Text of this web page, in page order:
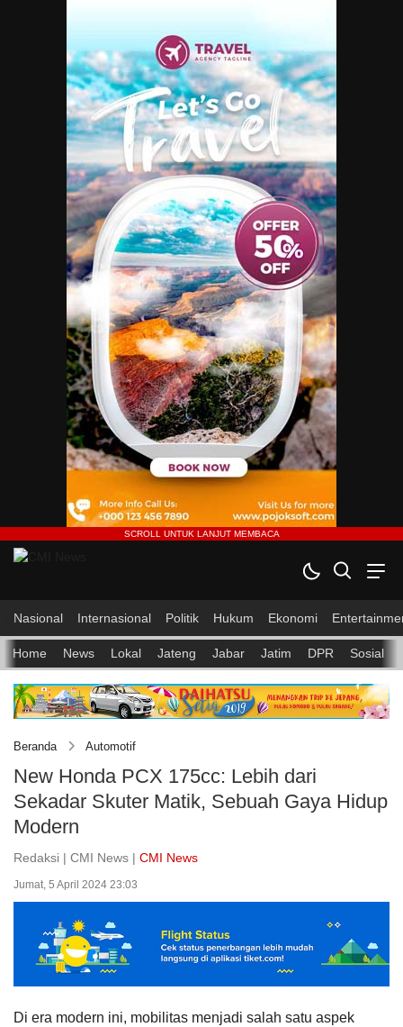
Nasional Internasional Politik Hukum Ekonomi
Home News Lokal Jateng Jabar Jatim DPR Sosial
Beranda Automotif
New Honda PCX 175cc: Lebih dari
Sekadar Skuter Matik, Sebuah Gaya Hidup
Modern
Redaksi | CMI News | CMI News
Jumat, 5 April 2024 23:03
Di era modern ini, mobilitas menjadi salah satu aspek